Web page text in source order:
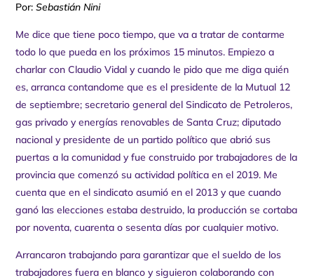
Por:Sebastián Nini
Me dice que tiene poco tiempo, que va a tratar de contarme
todo lo que pueda en los próximos 15 minutos. Empiezo a
charlar con Claudio Vidal y cuando le pido que me diga quién
es, arranca contandome que es el presidente de la Mutual 12
de septiembre; secretario general del Sindicato de Petroleros,
gas privado y energías renovables de Santa Cruz; diputado
nacional y presidente de un partido político que abrió sus
puertas a la comunidad y fue construido por trabajadores de la
provincia que comenzó su actividad política en el 2019. Me
cuenta que en el sindicato asumió en el 2013 y que cuando
ganó las elecciones estaba destruido, la producción se cortaba
por noventa, cuarenta o sesenta días por cualquier motivo.
Arrancaron trabajando para garantizar que el sueldo de los
trabajadores fuera en blanco y siguieron colaborando con